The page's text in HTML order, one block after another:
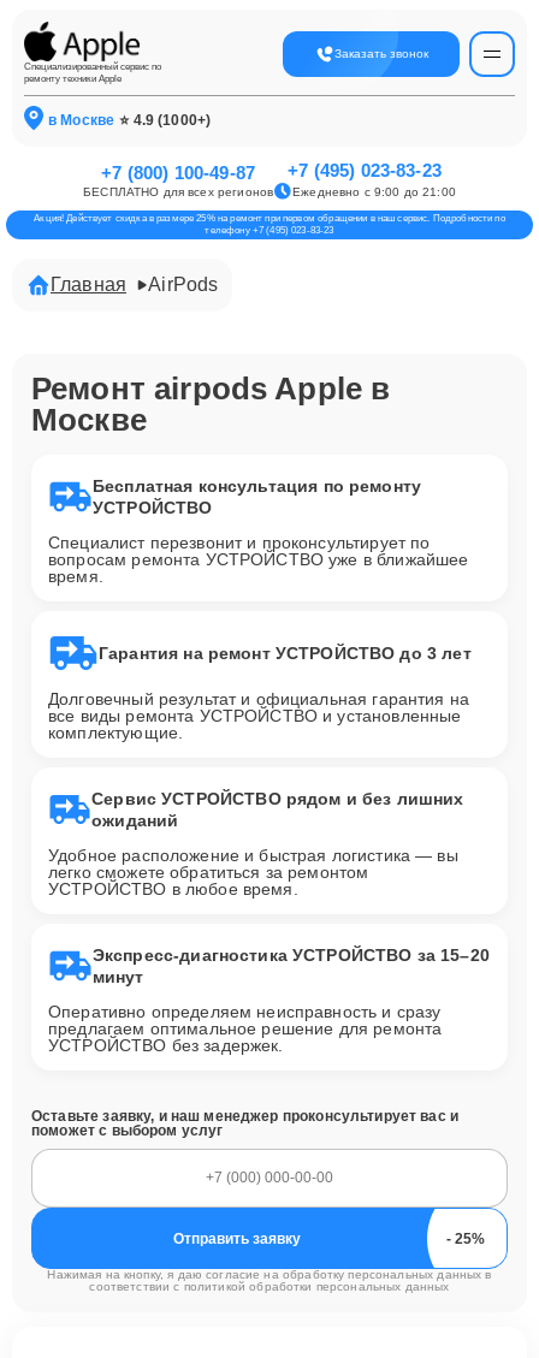
Специализированный сервис по
ремонту техники Apple
Заказать звонок
в Москве ⭐ 4.9 (1000+)
+7 (800) 100-49-87
БЕСПЛАТНО для всех регионов
+7 (495) 023-83-23
Ежедневно с 9:00 до 21:00
Акция! Действует скидка в размере 25% на ремонт при первом обращении в наш сервис. Подробности по
телефону +7 (495) 023-83-23
Главная AirPods
Ремонт airpods Apple в
Москве
Бесплатная консультация по ремонту
УСТРОЙСТВО
Специалист перезвонит и проконсультирует по
вопросам ремонта УСТРОЙСТВО уже в ближайшее
время.
Гарантия на ремонт УСТРОЙСТВО до 3 лет
Долговечный результат и официальная гарантия на
все виды ремонта УСТРОЙСТВО и установленные
комплектующие.
Сервис УСТРОЙСТВО рядом и без лишних
ожиданий
Удобное расположение и быстрая логистика — вы
легко сможете обратиться за ремонтом
УСТРОЙСТВО в любое время.
Экспресс-диагностика УСТРОЙСТВО за 15–20
минут
Оперативно определяем неисправность и сразу
предлагаем оптимальное решение для ремонта
УСТРОЙСТВО без задержек.
Оставьте заявку, и наш менеджер проконсультирует вас и
поможет с выбором услуг
Отправить заявку
Нажимая на кнопку, я даю согласие на обработку персональных данных в
соответствии с политикой обработки персональных данных